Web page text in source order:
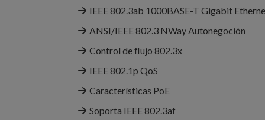
IEEE 802.3ab 1000BASE-T Gigabit
ANSI/IEEE 802.3 NWay Autonegoción
Control de flujo 802.3x
IEEE 802.1p QoS
Características PoE
Soporta IEEE 802.3af